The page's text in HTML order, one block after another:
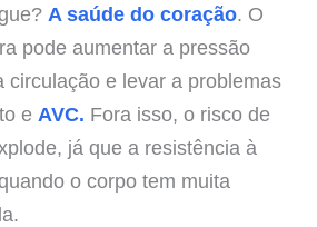
A saúde do coração. O
pode aumentar a pressão
circulação e levar a problemas
e AVC. Fora isso, o risco de
já que a resistência à
o corpo tem muita